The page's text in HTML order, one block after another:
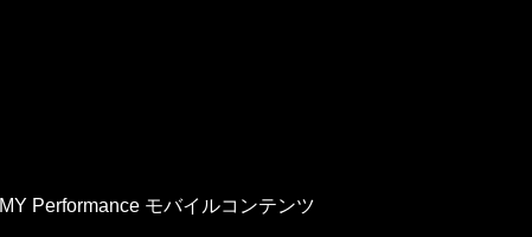
MY Performance モバイルコンテンツ